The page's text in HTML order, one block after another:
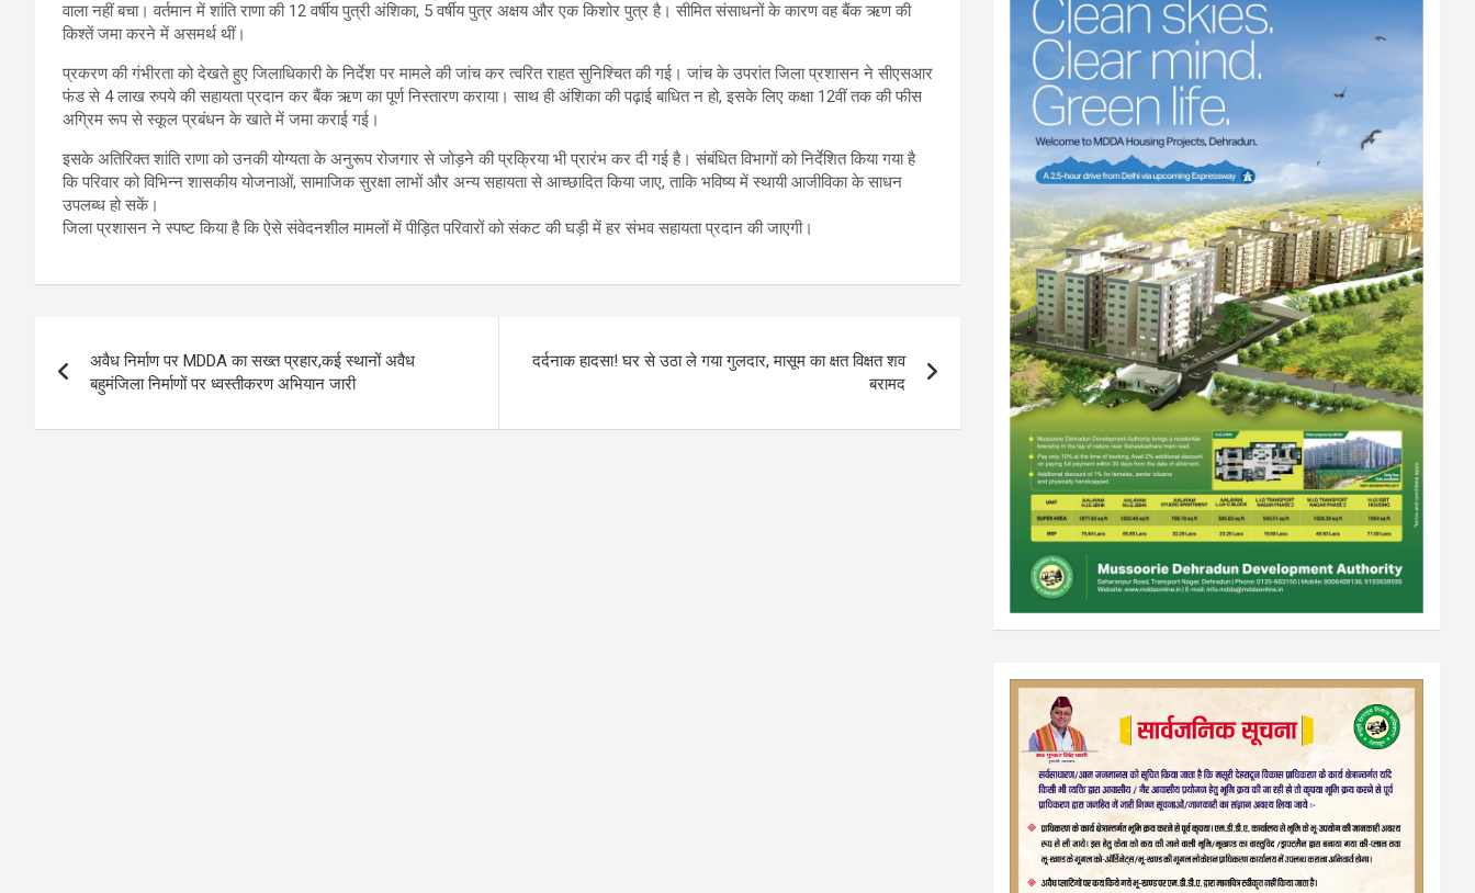
वाला नहीं बचा। वर्तमान में शांति राणा की 12 वर्षीय पुत्री अंशिका, 5 वर्षीय पुत्र अक्षय और एक किशोर पुत्र है। सीमित संसाधनों के कारण वह बैंक ऋण की
किश्तें जमा करने में असमर्थ थीं।
प्रकरण की गंभीरता को देखते हुए जिलाधिकारी के निर्देश पर मामले की जांच कर त्वरित राहत सुनिश्चित की गई। जांच के उपरांत जिला प्रशासन ने सीएसआर
फंड से 4 लाख रुपये की सहायता प्रदान कर बैंक ऋण का पूर्ण निस्तारण कराया। साथ ही अंशिका की पढ़ाई बाधित न हो, इसके लिए कक्षा 12वीं तक की फीस
अग्रिम रूप से स्कूल प्रबंधन के खाते में जमा कराई गई।
इसके अतिरिक्त शांति राणा को उनकी योग्यता के अनुरूप रोजगार से जोड़ने की प्रक्रिया भी प्रारंभ कर दी गई है। संबंधित विभागों को निर्देशित किया गया है
कि परिवार को विभिन्न शासकीय योजनाओं, सामाजिक सुरक्षा लाभों और अन्य सहायता से आच्छादित किया जाए, ताकि भविष्य में स्थायी आजीविका के साधन
उपलब्ध हो सकें।
जिला प्रशासन ने स्पष्ट किया है कि ऐसे संवेदनशील मामलों में पीड़ित परिवारों को संकट की घड़ी में हर संभव सहायता प्रदान की जाएगी।
navigation
अवैध निर्माण पर MDDA का सख्त प्रहार,कई स्थानों अवैध
बहुमंजिला निर्माणों पर ध्वस्तीकरण अभियान जारी
दर्दनाक हादसा! घर से उठा ले गया गुलदार, मासूम का क्षत विक्षत शव
बरामद